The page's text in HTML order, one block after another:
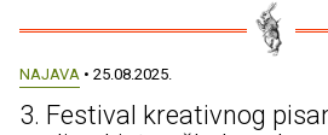
NAJAVA • 25.08.2025.
3. Festival kreativnog